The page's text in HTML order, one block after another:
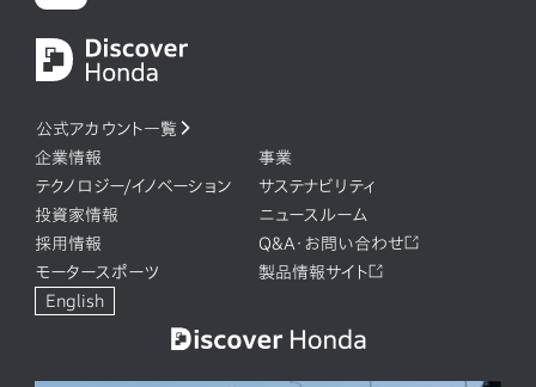
公式アカウント一覧
企業情報
事業
テクノロジー/イノベーション
サステナビリティ
投資家情報
ニュースルーム
採用情報
Q&A・お問い合わせ
モータースポーツ
製品情報サイト
English